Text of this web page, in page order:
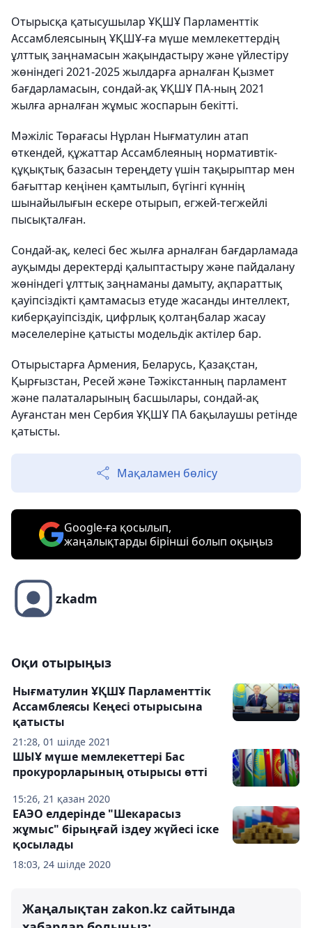
Отырысқа қатысушылар ҰҚШҰ Парламенттік
Ассамблеясының ҰҚШҰ-ға мүше мемлекеттердің
ұлттық заңнамасын жақындастыру және үйлестіру
жөніндегі 2021-2025 жылдарға арналған Қызмет
бағдарламасын, сондай-ақ ҰҚШҰ ПА-ның 2021
жылға арналған жұмыс жоспарын бекітті.
Мәжіліс Төрағасы Нұрлан Нығматулин атап
өткендей, құжаттар Ассамблеяның нормативтік-
құқықтық базасын тереңдету үшін тақырыптар мен
бағыттар кеңінен қамтылып, бүгінгі күннің
шынайылығын ескере отырып, егжей-тегжейлі
пысықталған.
Сондай-ақ, келесі бес жылға арналған бағдарламада
ауқымды деректерді қалыптастыру және пайдалану
жөніндегі ұлттық заңнаманы дамыту, ақпараттық
қауіпсіздікті қамтамасыз етуде жасанды интеллект,
киберқауіпсіздік, цифрлық қолтаңбалар жасау
мәселелеріне қатысты модельдік актілер бар.
Отырыстарға Армения, Беларусь, Қазақстан,
Қырғызстан, Ресей және Тәжікстанның парламент
және палаталарының басшылары, сондай-ақ
Ауғанстан мен Сербия ҰҚШҰ ПА бақылаушы ретінде
қатысты.
Мақаламен бөлісу
Google-ға қосылып,
жаңалықтарды бірінші болып оқыңыз
zkadm
Оқи отырыңыз
21:28, 01 шілде 2021
Нығматулин ҰҚШҰ Парламенттік
Ассамблеясы Кеңесі отырысына
қатысты
15:26, 21 қазан 2020
ШЫҰ мүше мемлекеттері Бас
прокурорларының отырысы өтті
18:03, 24 шілде 2020
ЕАЭО елдерінде "Шекарасыз
жұмыс" бірыңғай іздеу жүйесі іске
қосылады
Жаңалықтан zakon.kz сайтында